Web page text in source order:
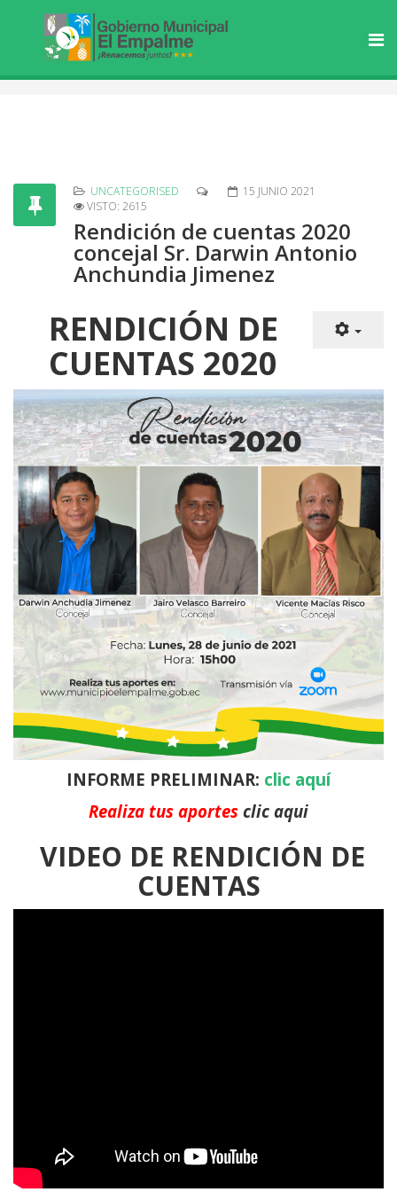
UNCATEGORISED
15 JUNIO 2021
VISTO: 2615
Rendición de cuentas 2020
concejal Sr. Darwin Antonio
Anchundia Jimenez
RENDICIÓN DE
CUENTAS 2020
INFORME PRELIMINAR: clic aquí
Realiza tus aportes clic aqui
VIDEO DE RENDICIÓN DE
CUENTAS